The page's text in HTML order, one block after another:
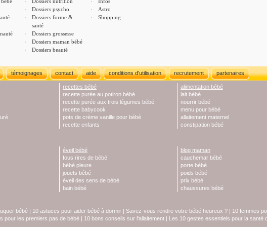
Dossiers psycho
Dossiers forme &
santé
Dossiers grossesse
Dossiers maman bébé
Dossiers beauté
Astro
Shopping
témoignages contact aide conditions d'utilisation recrutement partenaires
recettes bébé
recette purée au potiron bébé
recette purée aux trois légumes bébé
recette babycook
pots de crème vanille pour bébé
recette enfants
alimentation bébé
lait bébé
nourrir bébé
menu pour bébé
allaitement maternel
constipation bébé
éveil bébé
fous rires de bébé
bébé pleure
jouets bébé
éveil des sens de bébé
bain bébé
blog maman
cauchemar bébé
porte bébé
poids bébé
prix bébé
chaussures bébé
bébé | 10 astuces pour aider bébé à dormir | Savez-vous rendre votre bébé heureux ? | 10 femmes
pour les premiers pas de bébé | 10 bons conseils sur l'allaitement | Les 10 gestes essentiels pour la santé